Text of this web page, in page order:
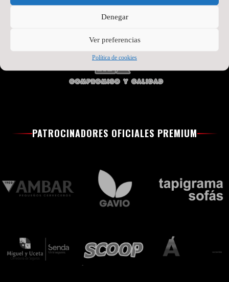
Denegar
Ver preferencias
Política de cookies
PATROCINADORES OFICIALES PREMIUM